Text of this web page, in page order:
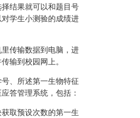
结果就可以和题目号
学生小测验的成绩进
传输数据到电脑，进
输到校园网上。
、所述第一生物特征
答管理系统，包括：
取预设次数的第一生